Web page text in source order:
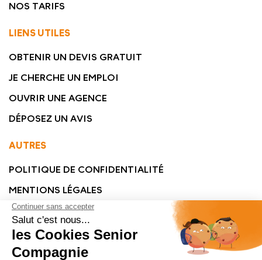
NOS TARIFS
LIENS UTILES
OBTENIR UN DEVIS GRATUIT
JE CHERCHE UN EMPLOI
OUVRIR UNE AGENCE
DÉPOSEZ UN AVIS
AUTRES
POLITIQUE DE CONFIDENTIALITÉ
MENTIONS LÉGALES